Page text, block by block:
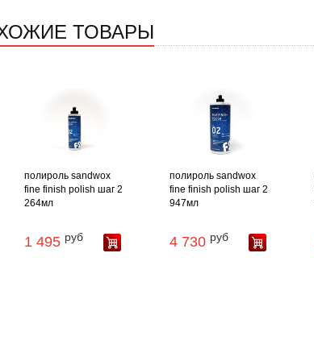
ТОВАРЫ
полироль sandwox
fine finish polish шаг 2
264мл
1 495 руб
полироль sandwox
fine finish polish шаг 2
947мл
4 730 руб